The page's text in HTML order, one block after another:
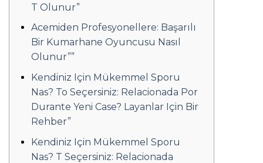
T Olunur”
Acemiden Profesyonellere: Başarılı
Bir Kumarhane Oyuncusu Nasıl
Olunur””
Kendiniz Için Mükemmel Sporu
Nas? To Seçersiniz: Relacionada Por
Durante Yeni Case? Layanlar Için Bir
Rehber”
Kendiniz Için Mükemmel Sporu
Nas? T Seçersiniz: Relacionada